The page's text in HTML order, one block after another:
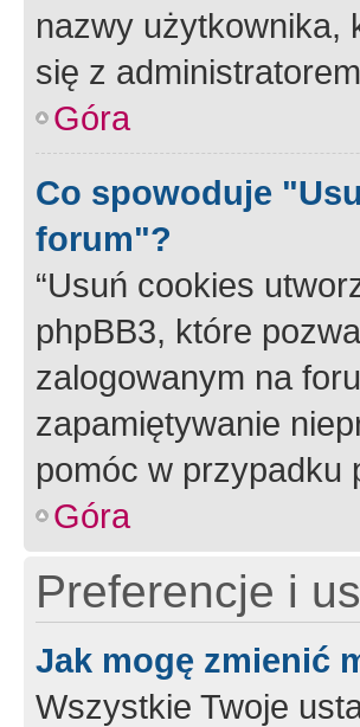
nazwy użytkownika,
się z
Góra
Co spowoduje
forum"?
“Usuń cookies
phpBB3, które
zalogowanym na
zapamiętywanie
pomóc w przypadku
Góra
Preferencje i
Jak mogę zmienić
Wszystkie Twoje